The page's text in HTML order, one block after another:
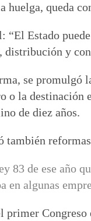
huelga, queda
“El Estado
y
se promulgó
o la destinación
de diez años.
83 de ese año
en algunas
Congreso